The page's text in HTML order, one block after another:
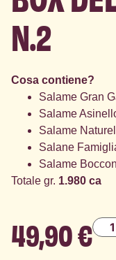
N.2
Cosa contiene?
Salame Gran
Salame
Salame
Salane
Salame
Totale gr. 1.980 ca
49,90€